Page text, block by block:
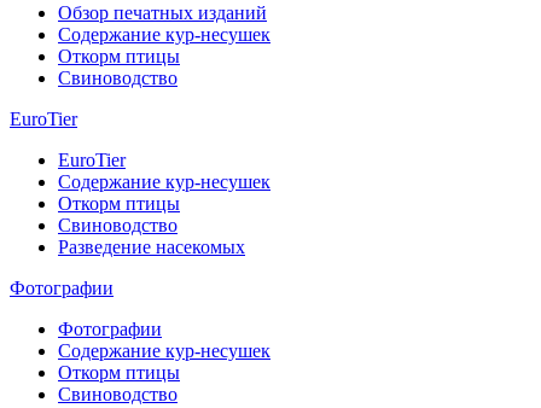
Обзор печатных изданий
Содержание кур-несушек
Откорм птицы
Свиноводство
EuroTier
EuroTier
Содержание кур-несушек
Откорм птицы
Свиноводство
Разведение насекомых
Фотографии
Фотографии
Содержание кур-несушек
Откорм птицы
Свиноводство